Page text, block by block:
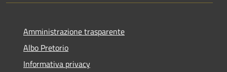
Amministrazione trasparente
Albo Pretorio
Informativa privacy